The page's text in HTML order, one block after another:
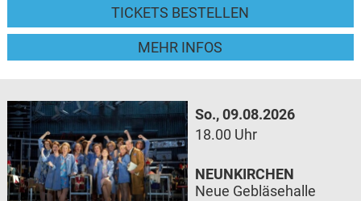
TICKETS BESTELLEN
MEHR INFOS
So., 09.08.2026
18.00 Uhr
NEUNKIRCHEN
Neue Gebläsehalle